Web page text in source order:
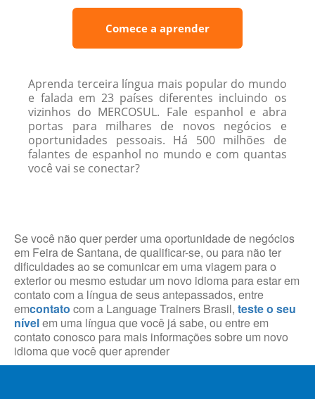
Comece a aprender
Aprenda terceira língua mais popular do mundo
e falada em 23 países diferentes incluindo os
vizinhos do MERCOSUL. Fale espanhol e abra
portas para milhares de novos negócios e
oportunidades pessoais. Há 500 milhões de
falantes de espanhol no mundo e com quantas
você vai se conectar?
Se você não quer perder uma oportunidade de negócios
em Feira de Santana, de qualificar-se, ou para não ter
dificuldades ao se comunicar em uma viagem para o
exterior ou mesmo estudar um novo idioma para estar em
contato com a língua de seus antepassados, entre
emcontato com a Language Trainers Brasil, teste o seu
nívelem uma língua que você já sabe, ou entre em
contato conosco para mais informações sobre um novo
idioma que você quer aprender